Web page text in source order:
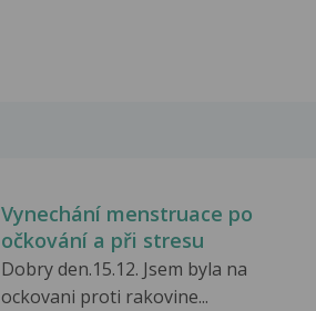
Vynechání menstruace po
očkování a při stresu
Dobry den.15.12. Jsem byla na
ockovani proti rakovine...